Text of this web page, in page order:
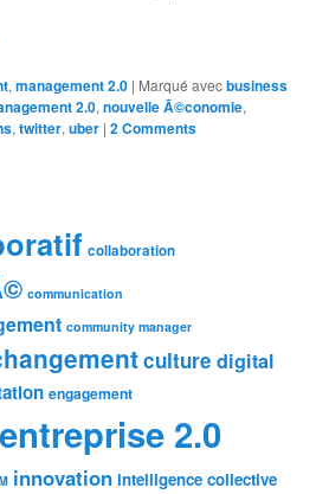
,management 2.0 | Marqué avecbusiness
2.0,nouvelle Ã©conomie,
,twitter,uber |2 Comments
collaboration
communication
community manager
culture digital
engagement
entreprise 2.0
innovation intelligence collective